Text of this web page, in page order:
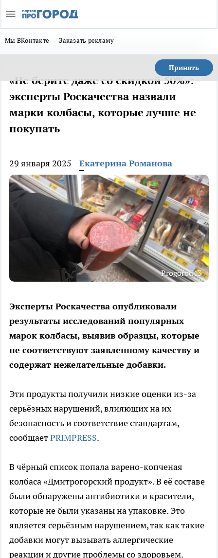
Мы ВКонтакте Заказать рекламу
Принять
«Не берите даже со скидкой 50%»:
эксперты Роскачества назвали
марки колбасы, которые лучше не
покупать
29 января 2025 Екатерина Романова
Progorod43
Эксперты Роскачества опубликовали
результаты исследований популярных
марок колбасы, выявив образцы, которые
не соответствуют заявленному качеству и
содержат нежелательные добавки.
Эти продукты получили низкие оценки из-за
серьёзных нарушений, влияющих на их
безопасность и соответствие стандартам,
сообщаетPRIMPRESS.
В чёрный список попала варено-копченая
колбаса «Дмитрогорский продукт». В её составе
были обнаружены антибиотики и красители,
которые не были указаны на упаковке. Это
является серьёзным нарушением, так как такие
добавки могут вызывать аллергические
реакции и другие проблемы со здоровьем.